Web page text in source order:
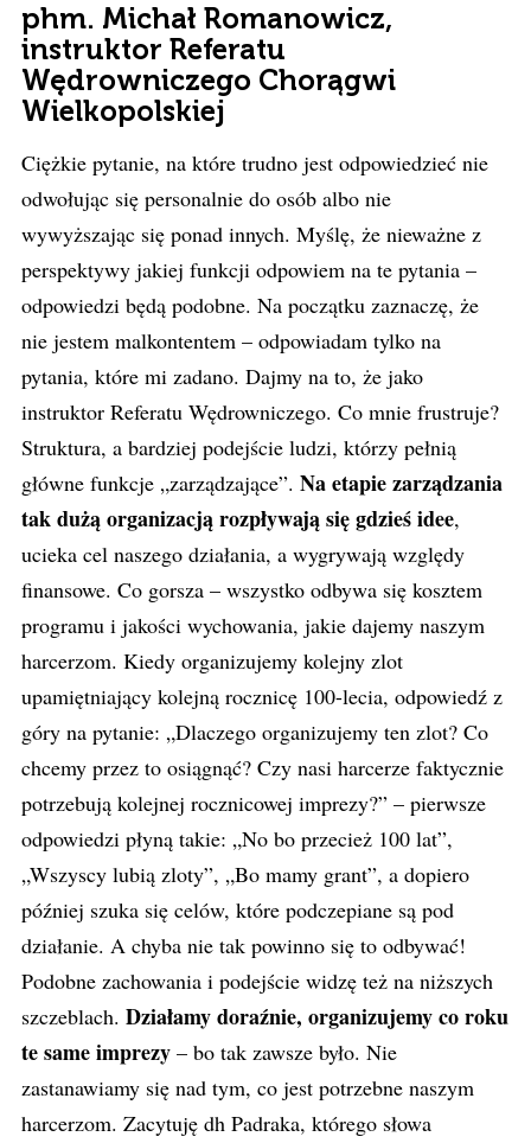
phm. Michał Romanowicz,
instruktor Referatu
Wędrowniczego Chorągwi
Wielkopolskiej
Ciężkie pytanie, na które trudno jest odpowiedzieć nie
odwołując się personalnie do osób albo nie
wywyższając się ponad innych. Myślę, że nieważne z
perspektywy jakiej funkcji odpowiem na te pytania –
odpowiedzi będą podobne. Na początku zaznaczę, że
nie jestem malkontentem – odpowiadam tylko na
pytania, które mi zadano. Dajmy na to, że jako
instruktor Referatu Wędrowniczego. Co mnie frustruje?
Struktura, a bardziej podejście ludzi, którzy pełnią
główne funkcje „zarządzające”. Na etapie zarządzania
tak dużą organizacją rozpływają się gdzieś idee,
ucieka cel naszego działania, a wygrywają względy
finansowe. Co gorsza – wszystko odbywa się kosztem
programu i jakości wychowania, jakie dajemy naszym
harcerzom. Kiedy organizujemy kolejny zlot
upamiętniający kolejną rocznicę 100-lecia, odpowiedź z
góry na pytanie: „Dlaczego organizujemy ten zlot? Co
chcemy przez to osiągnąć? Czy nasi harcerze faktycznie
potrzebują kolejnej rocznicowej imprezy?” – pierwsze
odpowiedzi płyną takie: „No bo przecież 100 lat”,
„Wszyscy lubią zloty”, „Bo mamy grant”, a dopiero
później szuka się celów, które podczepiane są pod
działanie. A chyba nie tak powinno się to odbywać!
Podobne zachowania i podejście widzę też na niższych
szczeblach. Działamy doraźnie, organizujemy co roku
te same imprezy – bo tak zawsze było. Nie
zastanawiamy się nad tym, co jest potrzebne naszym
harcerzom. Zacytuję dh Padraka, którego słowa